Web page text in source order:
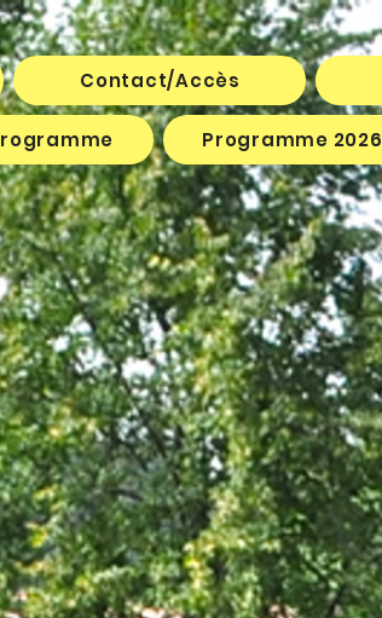
Contact/Accès
Programme 2026